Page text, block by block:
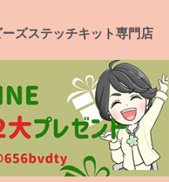
ズステッチキット専門店